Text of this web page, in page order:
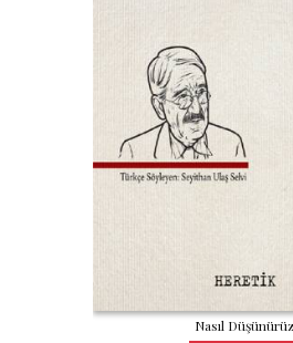
Nasıl